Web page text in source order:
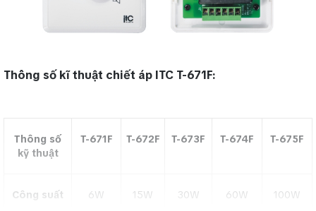
Thông số kĩ thuật chiết áp ITC T-671F:
Thông số
kỹ thuật
T-671F T-672F T-673F T-674F T-675F
Công suất 6W 15W 30W 60W 100W